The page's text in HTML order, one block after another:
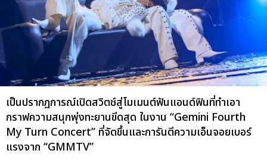
เป็นปรากฏการณ์เปิดสวิตช์สู่โมเมนต์ฟันแอนด์ฟินที่ทำเอา
กราฟความสนุกพุ่งทะยานขีดสุด ในงาน “Gemini Fourth
My Turn Concert” ที่จัดขึ้นและการันตีความเอ็นจอยเบอร์
แรงจาก “GMMTV”